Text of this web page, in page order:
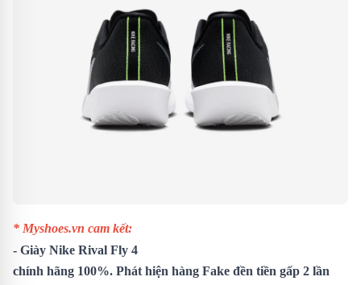
* Myshoes.vn cam kết:
- Giày Nike Rival Fly 4
chính hãng 100%. Phát hiện hàng Fake đền tiền gấp 2 lần